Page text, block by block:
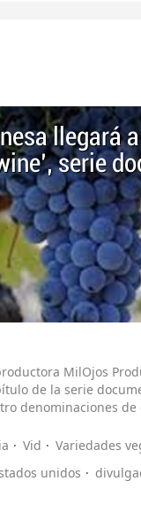
llegará
serie
MilOjos
de la serie
denominaciones
Vid
Variedades
unidos